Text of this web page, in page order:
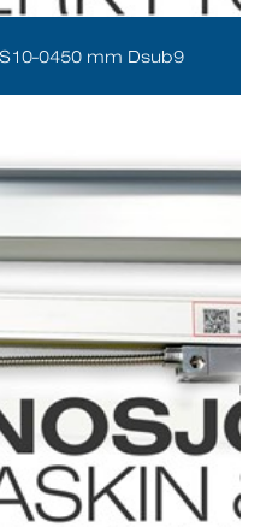
0450 mm Dsub9